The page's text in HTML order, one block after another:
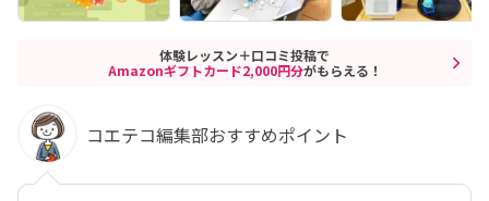
体験レッスン＋口コミ投稿で
Amazonギフトカード2,000円分がもらえる！
コエテコ編集部おすすめポイント